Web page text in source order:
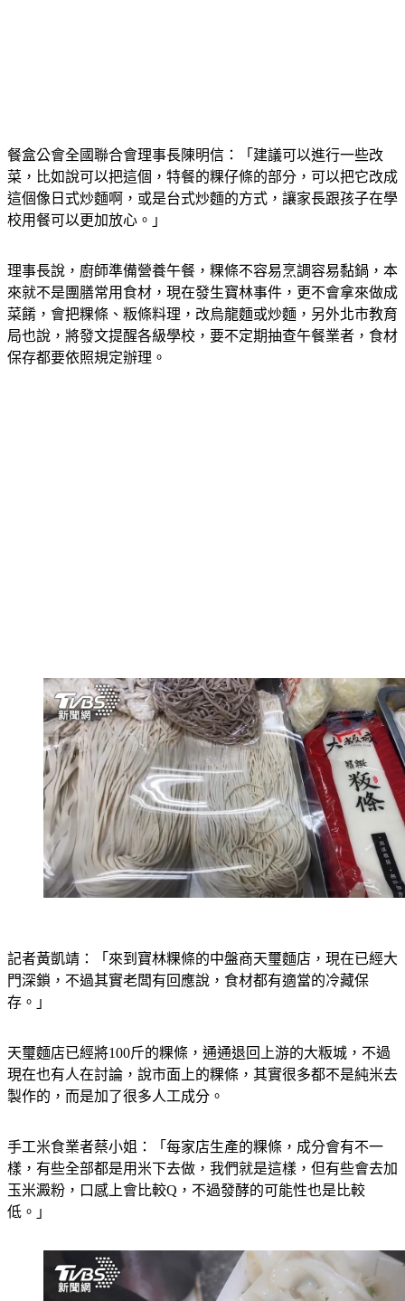
餐盒公會全國聯合會理事長陳明信：「建議可以進行一些改
菜，比如說可以把這個，特餐的粿仔條的部分，可以把它改成
這個像日式炒麵啊，或是台式炒麵的方式，讓家長跟孩子在學
校用餐可以更加放心。」
理事長說，廚師準備營養午餐，粿條不容易烹調容易黏鍋，本
來就不是團膳常用食材，現在發生寶林事件，更不會拿來做成
菜餚，會把粿條、粄條料理，改烏龍麵或炒麵，另外北市教育
局也說，將發文提醒各級學校，要不定期抽查午餐業者，食材
保存都要依照規定辦理。
記者黃凱靖：「來到寶林粿條的中盤商天璽麵店，現在已經大
門深鎖，不過其實老闆有回應說，食材都有適當的冷藏保
存。」
天璽麵店已經將100斤的粿條，通通退回上游的大粄城，不過
現在也有人在討論，說市面上的粿條，其實很多都不是純米去
製作的，而是加了很多人工成分。
手工米食業者蔡小姐：「每家店生產的粿條，成分會有不一
樣，有些全部都是用米下去做，我們就是這樣，但有些會去加
玉米澱粉，口感上會比較Q，不過發酵的可能性也是比較
低。」